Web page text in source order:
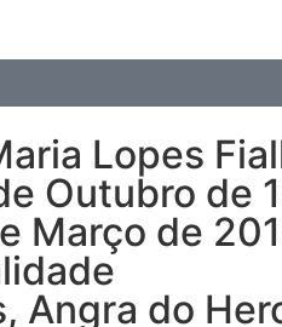
Lopes
Outubro de
Março de
Angra do